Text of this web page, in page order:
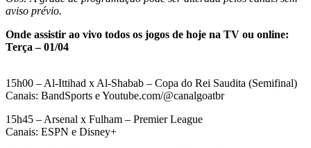
aviso prévio.
Onde assistir ao vivo todos os jogos de hoje na TV ou online:
Terça – 01/04
15h00 – Al-Ittihad x Al-Shabab – Copa do Rei Saudita (Semifinal)
Canais: BandSports e Youtube.com/@canalgoatbr
15h45 – Arsenal x Fulham – Premier League
Canais: ESPN e Disney+